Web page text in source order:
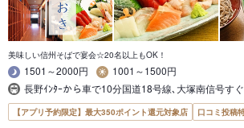
美味しい信州そばで宴会☆20名以上もOK！
1501～2000円
1001～1500円
長野ｲﾝﾀｰから車で10分国道18号線､大塚南信号すぐ
【アプリ予約限定】最大350ポイント還元対象店 口コミ投稿